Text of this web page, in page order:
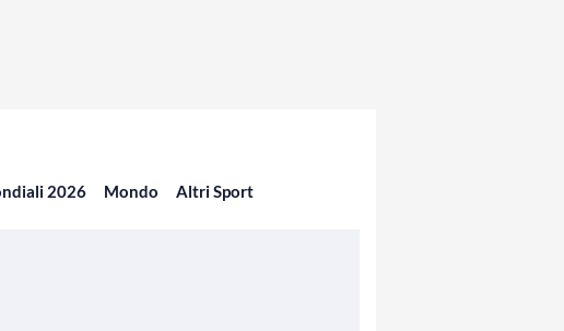
2026 Mondo Altri Sport